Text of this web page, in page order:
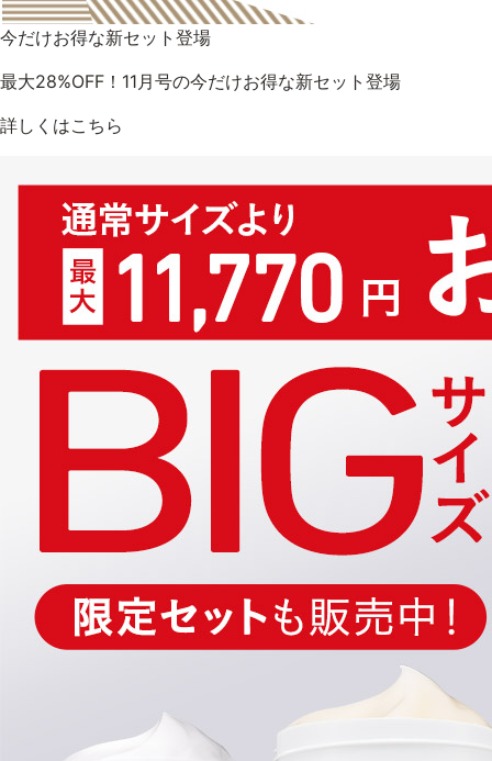
シミ・そばかす ゆるみ
毛穴・
トライアルキット
ベストコスメ受賞商品
今だけお得な新セット登場
最大28%OFF！11月号の今だけお得な新セット登場
詳しくはこちら